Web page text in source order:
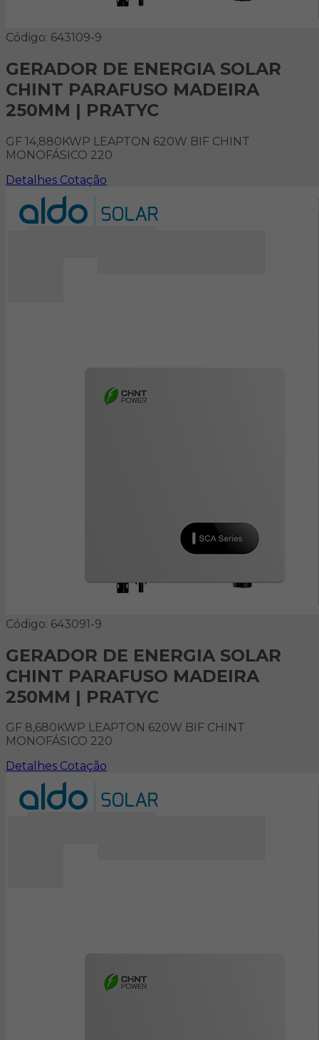
Código: 643109-9
GERADOR DE ENERGIA SOLAR
CHINT PARAFUSO MADEIRA
250MM | PRATYC
GF 14,880KWP LEAPTON 620W BIF CHINT
MONOFÁSICO 220
Detalhes Cotação
Código: 643091-9
GERADOR DE ENERGIA SOLAR
CHINT PARAFUSO MADEIRA
250MM | PRATYC
GF 8,680KWP LEAPTON 620W BIF CHINT
MONOFÁSICO 220
Detalhes Cotação